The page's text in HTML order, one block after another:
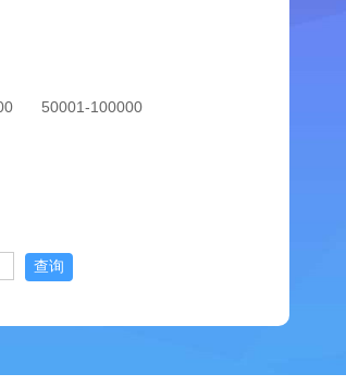
50001-100000
查询